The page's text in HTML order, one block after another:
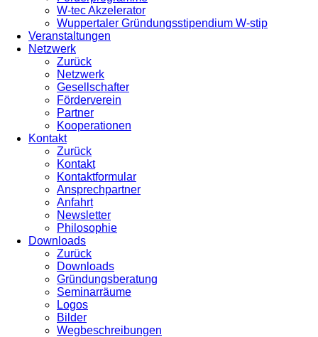
W-tec Akzelerator
Wuppertaler Gründungsstipendium W-stip
Veranstaltungen
Netzwerk
Zurück
Netzwerk
Gesellschafter
Förderverein
Partner
Kooperationen
Kontakt
Zurück
Kontakt
Kontaktformular
Ansprechpartner
Anfahrt
Newsletter
Philosophie
Downloads
Zurück
Downloads
Gründungsberatung
Seminarräume
Logos
Bilder
Wegbeschreibungen